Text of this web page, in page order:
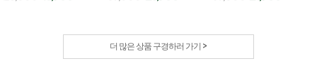
더 많은 상품 구경하러 가기 >